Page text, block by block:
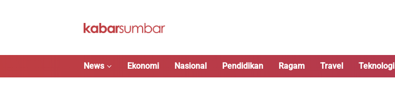
News Ekonomi Nasional Pendidikan Ragam Travel Teknologi